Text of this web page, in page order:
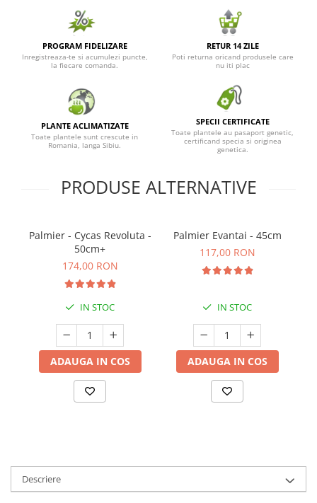
PROGRAM FIDELIZARE
Inregistreaza-te si acumulezi puncte,
la fiecare comanda.
RETUR 14 ZILE
Poti returna oricand produsele care
nu iti plac
PLANTE ACLIMATIZATE
Toate plantele sunt crescute in
Romania, langa Sibiu.
SPECII CERTIFICATE
Toate plantele au pasaport genetic,
certificand specia si originea
genetica.
PRODUSE ALTERNATIVE
Palmier - Cycas Revoluta -
50cm+
174,00 RON
IN STOC
ADAUGA IN COS
Palmier Evantai - 45cm
117,00 RON
IN STOC
ADAUGA IN COS
Descriere